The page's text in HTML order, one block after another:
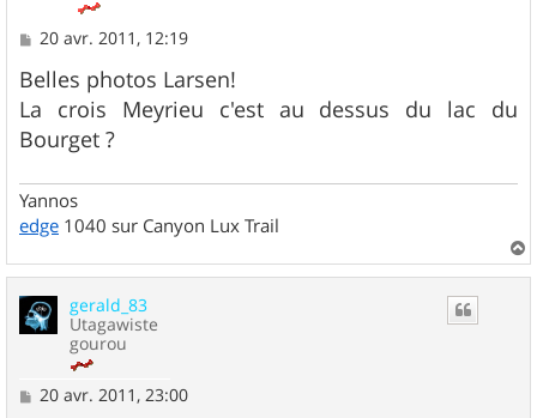
M
s
s
a
g
e
20 avr. 2011, 12:19
Belles photos Larsen!
La crois Meyrieu c'est au dessus du lac du
Bourget ?
Yannos
edge 1040 sur Canyon Lux Trail
a
gerald_83
Utagawiste
gourou
M
20 avr. 2011, 23:00